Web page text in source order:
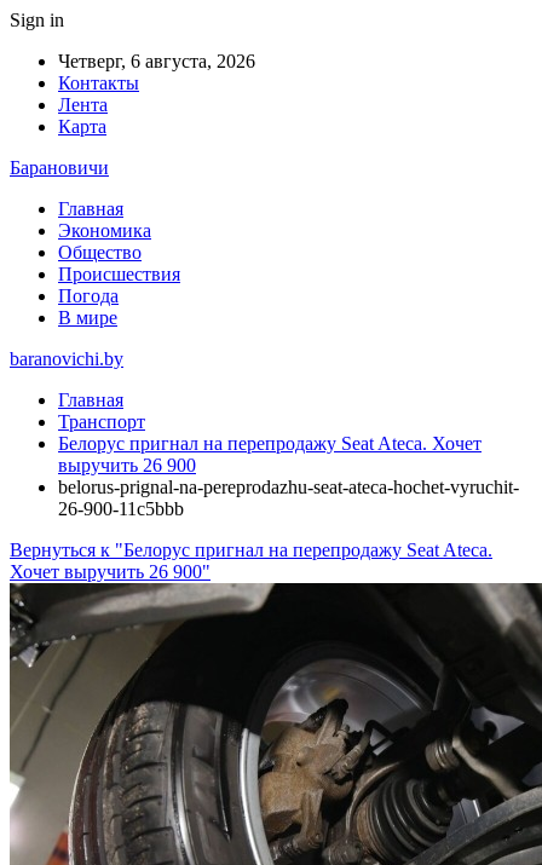
Sign in
Четверг, 6 августа, 2026
Контакты
Лента
Карта
Барановичи
Главная
Экономика
Общество
Происшествия
Погода
В мире
baranovichi.by
Главная
Транспорт
Белорус пригнал на перепродажу Seat Ateca. Хочет
выручить 26 900
belorus-prignal-na-pereprodazhu-seat-ateca-hochet-vyruchit-
26-900-11c5bbb
Вернуться к "Белорус пригнал на перепродажу Seat Ateca.
Хочет выручить 26 900"